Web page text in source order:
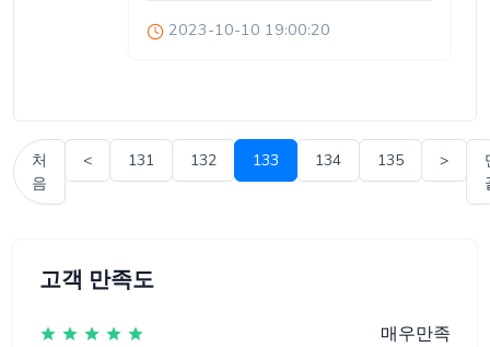
2023-10-10 19:00:20
처
음
< 131 132 133 134 135 >
고객 만족도
매우만족